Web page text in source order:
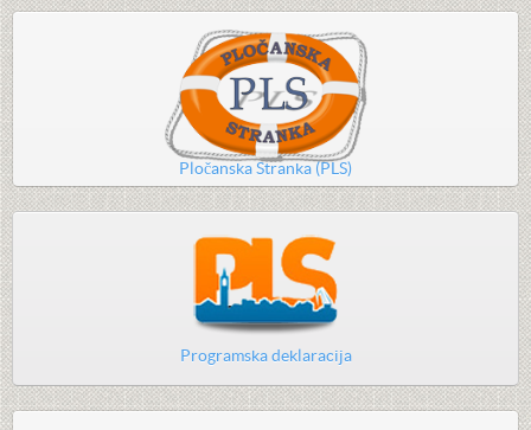
Pločanska Stranka (PLS)
Programska deklaracija